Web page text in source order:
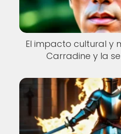
El impacto cultural y
Carradine y la